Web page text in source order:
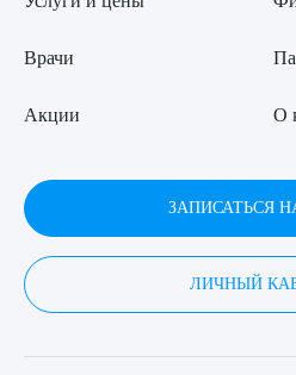
Врачи
Акции О
ЗАПИСАТЬСЯ
ЛИЧНЫЙ